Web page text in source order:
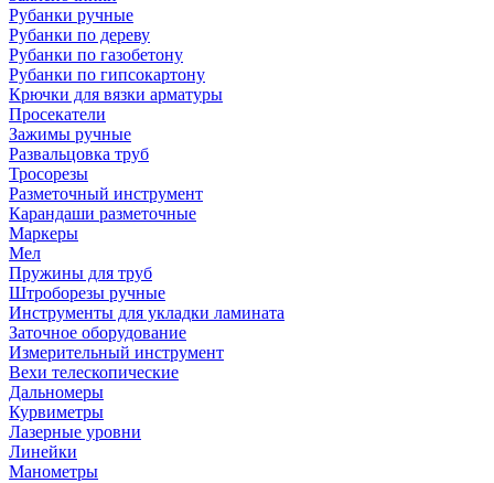
Рубанки ручные
Рубанки по дереву
Рубанки по газобетону
Рубанки по гипсокартону
Крючки для вязки арматуры
Просекатели
Зажимы ручные
Развальцовка труб
Тросорезы
Разметочный инструмент
Карандаши разметочные
Маркеры
Мел
Пружины для труб
Штроборезы ручные
Инструменты для укладки ламината
Заточное оборудование
Измерительный инструмент
Вехи телескопические
Дальномеры
Курвиметры
Лазерные уровни
Линейки
Манометры